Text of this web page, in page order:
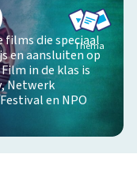
films die speciaal
en aansluiten op
in de klas is
Netwerk
en NPO
Thema